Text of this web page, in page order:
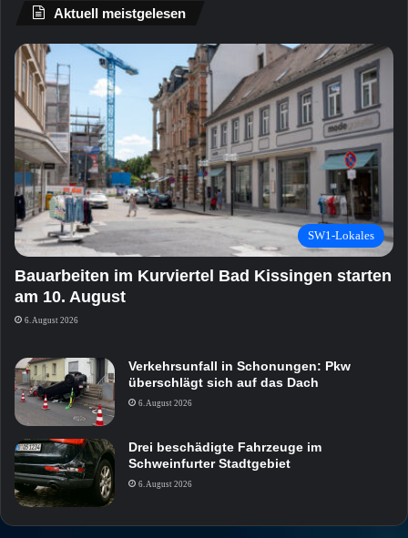
Aktuell meistgelesen
SW1-Lokales
Bauarbeiten im Kurviertel Bad Kissingen starten
am 10. August
6. August 2026
Verkehrsunfall in Schonungen: Pkw
überschlägt sich auf das Dach
6. August 2026
Drei beschädigte Fahrzeuge im
Schweinfurter Stadtgebiet
6. August 2026